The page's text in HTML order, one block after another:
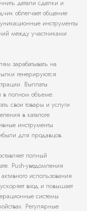
детали сделки и
облегчает общение
инструменты
между участниками
зарабатывать на
генерируются
Выплаты
в полном объеме.
свои товары и услуги
в каталоге
инструменты
для продавцов.
полный
Push-уведомления
использования
вход и повышает
системы
Регулярные